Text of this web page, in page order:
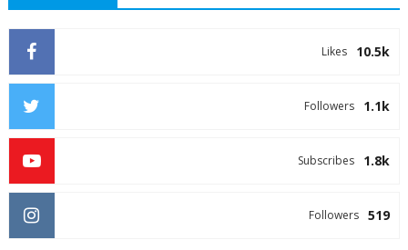
10.5k
Likes
1.1k
Followers
1.8k
Subscribes
519
Followers